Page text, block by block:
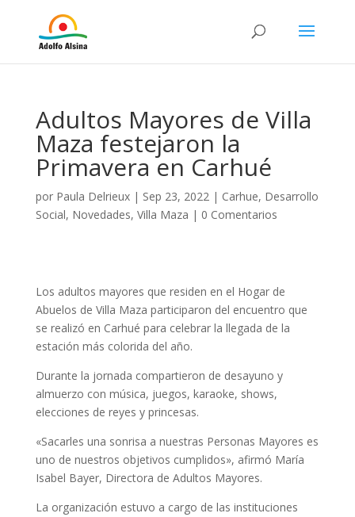
Adultos Mayores de Villa
Maza festejaron la
Primavera en Carhué
por Paula Delrieux| Sep 23, 2022| Carhue, Desarrollo
Social, Novedades, Villa Maza | 0 Comentarios
Los adultos mayores que residen en el Hogar de
Abuelos de Villa Maza participaron del encuentro que
se realizó en Carhué para celebrar la llegada de la
estación más colorida del año.
Durante la jornada compartieron de desayuno y
almuerzo con música, juegos, karaoke, shows,
elecciones de reyes y princesas.
«Sacarles una sonrisa a nuestras Personas Mayores es
uno de nuestros objetivos cumplidos», afirmó María
Isabel Bayer, Directora de Adultos Mayores.
La organización estuvo a cargo de las instituciones